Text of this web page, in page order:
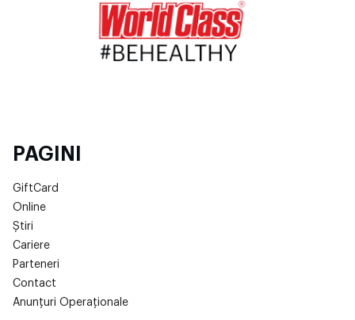
PAGINI
GiftCard
Online
Știri
Cariere
Parteneri
Contact
Anunțuri Operaționale